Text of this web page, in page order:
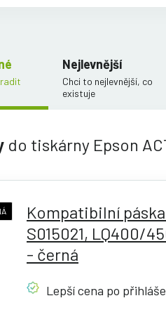
Nejlevnější
Chci to nejlevnější, co
existuje
do tiskárny Epson
Kompatibilní
S015021, LQ400/
- černá
Lepší cena po